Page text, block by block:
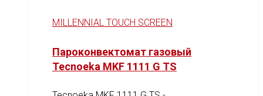
MILLENNIAL TOUCH SCREEN
Пароконвектомат газовый
Tecnoeka MKF 1111 G TS